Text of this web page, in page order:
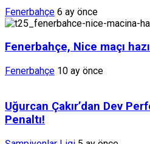
Fenerbahçe 6 ay önce
Fenerbahçe, Nice maçı
Fenerbahçe 10 ay önce
Uğurcan Çakır’dan Dev
Penaltı!